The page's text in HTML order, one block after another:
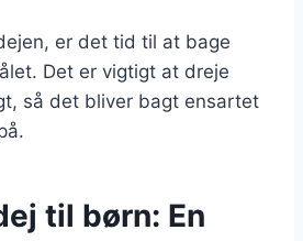
er det tid til at bage
Det er vigtigt at dreje
så det bliver bagt ensartet
til børn: En